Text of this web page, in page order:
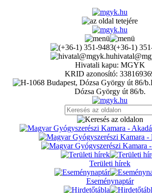
(+36-1)
Hivatali kapu: MGYK
KRID azonosító:
Dózsa György út 86/b.
Területi hírek
Eseménynaptár